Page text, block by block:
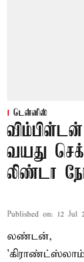
டென்னிஸ்
வயது
லிண்டா
Published on: 12 Jul
லண்டன்,